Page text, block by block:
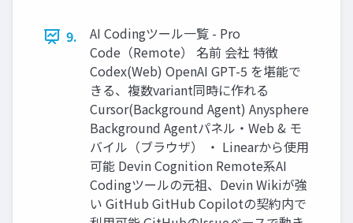
9.
AI Codingツール一覧 - Pro
Code（Remote） 名前 会社 特徴
Codex(Web) OpenAI GPT-5 を堪能で
きる、複数variant同時に作れる
Cursor(Background Agent) Anysphere
Background Agentパネル・Web & モ
バイル（ブラウザ） ・ Linearから使用
可能 Devin Cognition Remote系AI
Codingツールの元祖、Devin Wikiが強
い GitHub GitHub Copilotの契約内で